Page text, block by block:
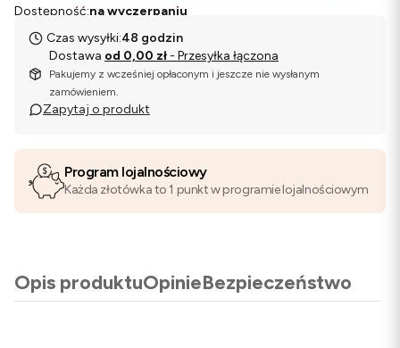
Dostępność:na wyczerpaniu
Czas wysyłki:48 godzin
Dostawa od 0,00 zł - Przesyłka łączona
Pakujemy z wcześniej opłaconym i jeszcze nie wysłanym
zamówieniem.
Zapytaj o produkt
Program lojalnościowy
Każda złotówka to 1 punkt w programie lojalnościowym
Opis produktuOpinieBezpieczeństwo